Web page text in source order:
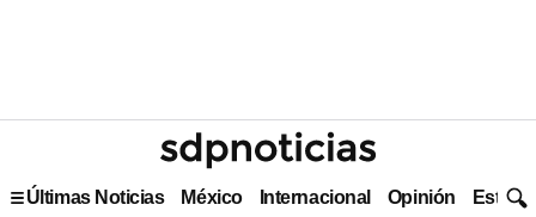
Últimas Noticias México Internacional Opinión Estilo